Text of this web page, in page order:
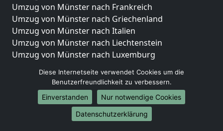
Umzug von Münster nach Frankreich
Umzug von Münster nach Griechenland
Umzug von Münster nach Italien
Umzug von Münster nach Liechtenstein
Umzug von Münster nach Luxemburg
Umzug von Münster nach Norwegen
Umzüge-Deutschlandweit
Umzug von Münster nach Berlin
Diese Internetseite verwendet Cookies um die
Benutzerfreundlichkeit zu verbessern.
Einverstanden
Nur notwendige Cookies
Datenschutzerklärung